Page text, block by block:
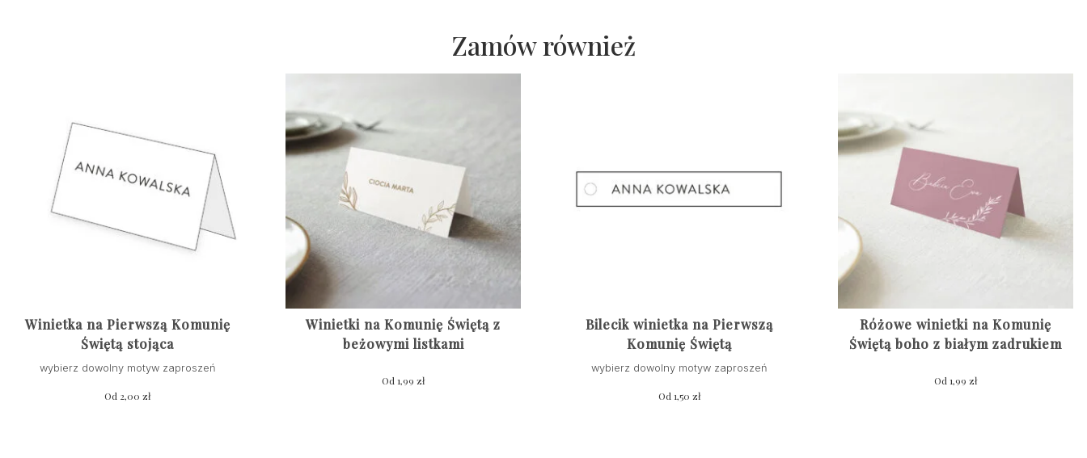
Zamów również
Winietka na Pierwszą Komunię
Świętą stojąca
wybierz dowolny motyw zaproszeń
Od 2,00zł
Winietki na Komunię Świętą z
beżowymi listkami
Od1,99zł
Bilecik winietka na Pierwszą
Komunię Świętą
wybierz dowolny motyw zaproszeń
Od1,50 zł
Różowe winietki na Komunię
Świętą boho z białym zadrukiem
Od1,99 zł